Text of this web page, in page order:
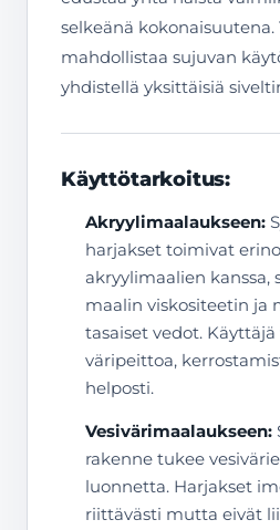
selkeänä kokonaisuutena.
mahdollistaa sujuvan
yhdistellä yksittäisiä
Käyttötarkoitus:
Akryylimaalaukseen:
harjakset toimivat
akryylimaalien kanssa,
maalin viskositeetin ja
tasaiset vedot.
väripeittoa,
helposti.
Vesivärimaalaukseen:
rakenne tukee
luonnetta. Harjakset
riittävästi mutta eivät